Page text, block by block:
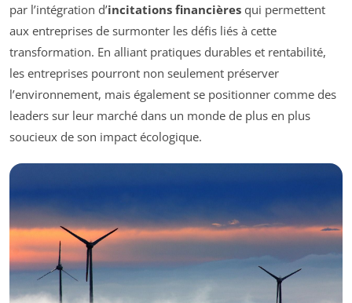
par l’intégration d’incitations financières qui permettent
aux entreprises de surmonter les défis liés à cette
transformation. En alliant pratiques durables et rentabilité,
les entreprises pourront non seulement préserver
l’environnement, mais également se positionner comme des
leaders sur leur marché dans un monde de plus en plus
soucieux de son impact écologique.